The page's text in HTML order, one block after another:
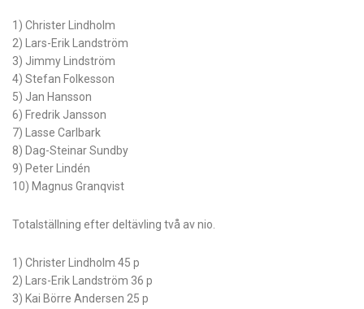
1) Christer Lindholm
2) Lars-Erik Landström
3) Jimmy Lindström
4) Stefan Folkesson
5) Jan Hansson
6) Fredrik Jansson
7) Lasse Carlbark
8) Dag-Steinar Sundby
9) Peter Lindén
10) Magnus Granqvist
Totalställning efter deltävling två av nio.
1) Christer Lindholm 45 p
2) Lars-Erik Landström 36 p
3) Kai Börre Andersen 25 p